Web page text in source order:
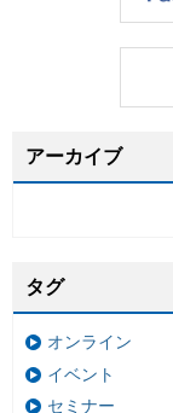
アーカイブ
タグ
オンライン
イベント
セミナー